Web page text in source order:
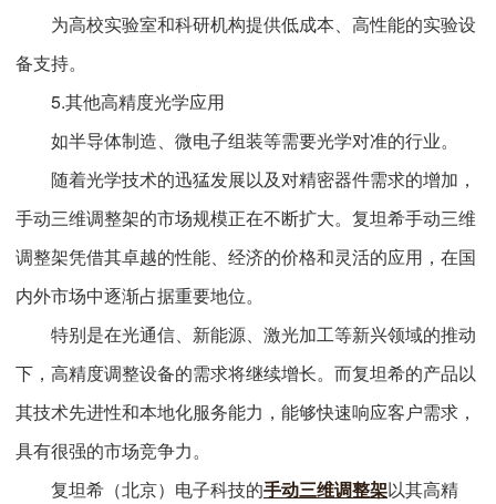
为高校实验室和科研机构提供低成本、高性能的实验设
备支持。
5.其他高精度光学应用
如半导体制造、微电子组装等需要光学对准的行业。
随着光学技术的迅猛发展以及对精密器件需求的增加，
手动三维调整架的市场规模正在不断扩大。复坦希手动三维
调整架凭借其卓越的性能、经济的价格和灵活的应用，在国
内外市场中逐渐占据重要地位。
特别是在光通信、新能源、激光加工等新兴领域的推动
下，高精度调整设备的需求将继续增长。而复坦希的产品以
其技术先进性和本地化服务能力，能够快速响应客户需求，
具有很强的市场竞争力。
复坦希（北京）电子科技的手动三维调整架以其高精